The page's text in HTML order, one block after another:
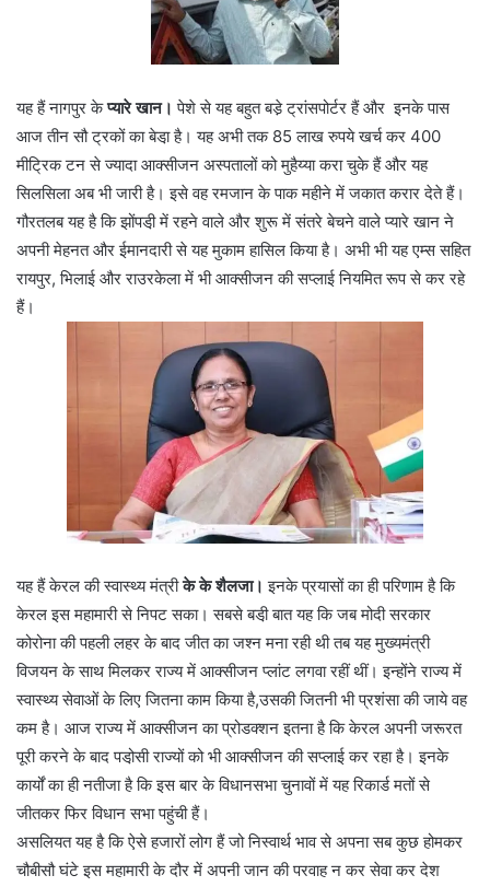
यह हैं नागपुर केप्यारे खान। पेशे से यह बहुत बडे़ ट्रांसपोर्टर हैं और इनके पास
आज तीन सौ ट्रकों का बेडा़ है। यह अभी तक 85 लाख रुपये खर्च कर 400
मीट्रिक टन से ज्यादा आक्सीजन अस्पतालों को मुहैय्या करा चुके हैं और यह
सिलसिला अब भी जारी है। इसे वह रमजान के पाक महीने में जकात करार देते हैं।
गौरतलब यह है कि झोंपडी़ में रहने वाले और शुरू में संतरे बेचने वाले प्यारे खान ने
अपनी मेहनत और ईमानदारी से यह मुकाम हासिल किया है। अभी भी यह एम्स सहित
रायपुर, भिलाई और राउरकेला में भी आक्सीजन की सप्लाई नियमित रूप से कर रहे
हैं।
यह हैं केरल की स्वास्थ्य मंत्रीके के शैलजा। इनके प्रयासों का ही परिणाम है कि
केरल इस महामारी से निपट सका। सबसे बडी़ बात यह कि जब मोदी सरकार
कोरोना की पहली लहर के बाद जीत का जश्न मना रही थी तब यह मुख्यमंत्री
विजयन के साथ मिलकर राज्य में आक्सीजन प्लांट लगवा रहीं थीं। इन्होंने राज्य में
स्वास्थ्य सेवाओं के लिए जितना काम किया है,उसकी जितनी भी प्रशंसा की जाये वह
कम है। आज राज्य में आक्सीजन का प्रोडक्शन इतना है कि केरल अपनी जरूरत
पूरी करने के बाद पडो़सी राज्यों को भी आक्सीजन की सप्लाई कर रहा है। इनके
कार्यों का ही नतीजा है कि इस बार के विधानसभा चुनावों में यह रिकार्ड मतों से
जीतकर फिर विधान सभा पहुंची हैं।
असलियत यह है कि ऐसे हजारों लोग हैं जो निस्वार्थ भाव से अपना सब कुछ होमकर
चौबीसौ घंटे इस महामारी के दौर में अपनी जान की परवाह न कर सेवा कर देश